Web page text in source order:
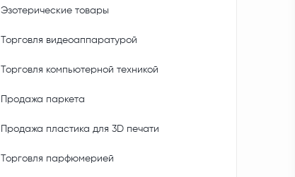
Эзотерические товары
Торговля видеоаппаратурой
Торговля компьютерной техникой
Продажа паркета
Продажа пластика для 3D печати
Торговля парфюмерией